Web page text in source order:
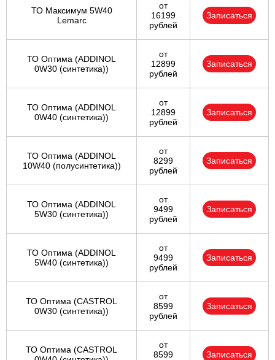
ТО Максимум 5W40
Lemarc
от
16199
рублей
Записаться
ТО Оптима (ADDINOL
0W30 (синтетика))
от
12899
рублей
Записаться
ТО Оптима (ADDINOL
0W40 (синтетика))
от
12899
рублей
Записаться
ТО Оптима (ADDINOL
10W40 (полусинтетика))
от
8299
рублей
Записаться
ТО Оптима (ADDINOL
5W30 (синтетика))
от
9499
рублей
Записаться
ТО Оптима (ADDINOL
5W40 (синтетика))
от
9499
рублей
Записаться
ТО Оптима (CASTROL
0W30 (синтетика))
от
8599
рублей
Записаться
ТО Оптима (CASTROL
от
8599
Записаться